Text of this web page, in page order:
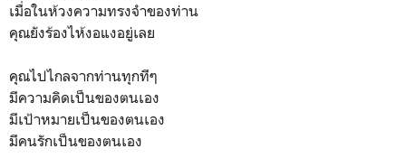
เมื่อในห้วงความทรงจำของท่าน
คุณยังร้องไห้งอแงอยู่เลย
คุณไปไกลจากท่านทุกทีๆ
มีความคิดเป็นของตนเอง
มีเป้าหมายเป็นของตนเอง
มีคนรักเป็นของตนเอง